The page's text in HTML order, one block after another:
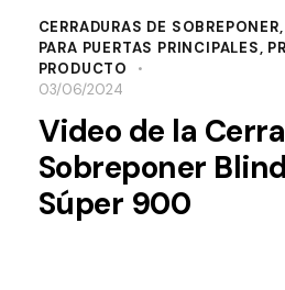
CERRADURAS DE SOBREPONER,
PARA PUERTAS PRINCIPALES,
PRODUCTO
03/06/2024
Video de la
Sobreponer
Súper 900